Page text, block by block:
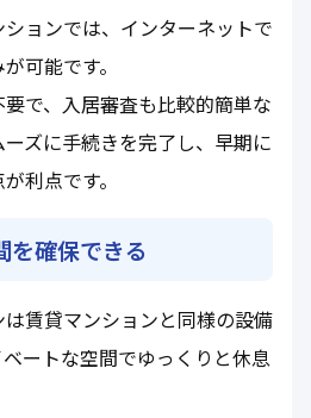
ョンでは、インターネットで
が可能です。
で、入居審査も比較的簡単な
ズに手続きを完了し、早期に
利点です。
を確保できる
賃貸マンションと同様の設備
ートな空間でゆっくりと休息